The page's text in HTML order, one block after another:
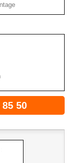
85 50